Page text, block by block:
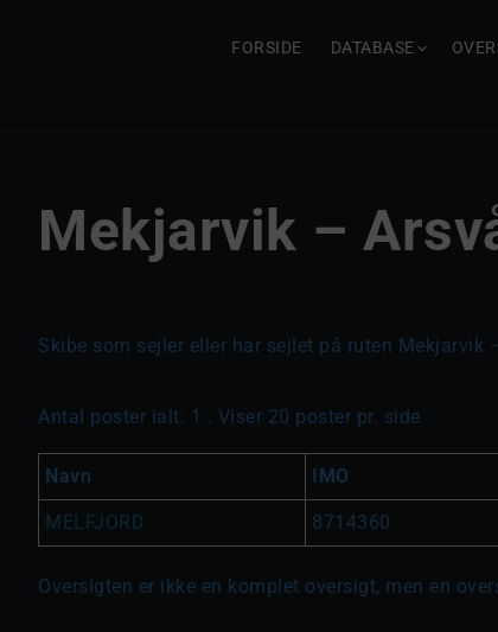
FORSIDE DATABASE
Mekjarvik –
Skibe som sejler eller har sejlet på ruten Mekjarvik
Antal poster ialt: 1 . Viser 20 poster pr. side
Navn IMO
MELFJORD 8714360
Oversigten er ikke en komplet oversigt, men en